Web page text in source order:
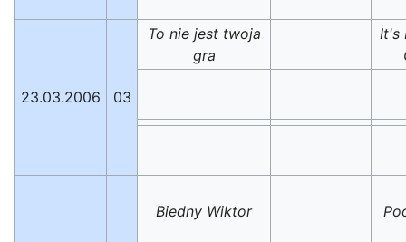
23.03.2006 03
To nie jest twoja
gra
It's
Biedny Wiktor